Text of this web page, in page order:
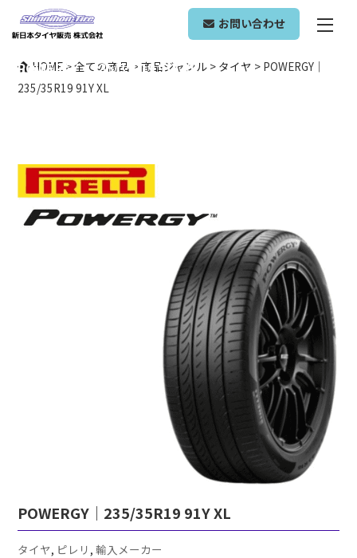
お問い合わせ
ONLINE SHOP
POWERGY｜235/35R19 91Y XL
HOME >全ての商品 >商品ジャンル > タイヤ > POWERGY｜
235/35R19 91Y XL
POWERGY｜235/35R19 91Y XL
タイヤ, ピレリ ,輸入メーカー